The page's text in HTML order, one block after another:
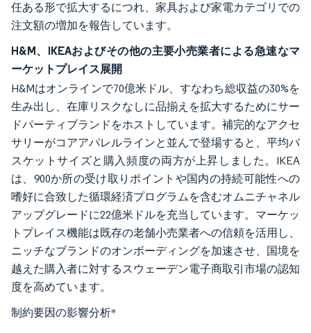
任ある形で拡大するにつれ、家具および家電カテゴリでの
注文額の増加を報告しています。
H&M、IKEAおよびその他の主要小売業者による急速なマ
ーケットプレイス展開
H&Mはオンラインで70億米ドル、すなわち総収益の30%を
生み出し、在庫リスクなしに品揃えを拡大するためにサー
ドパーティブランドをホストしています。補完的なアクセ
サリーがコアアパレルラインと並んで登場すると、平均バ
スケットサイズと購入頻度の両方が上昇しました。IKEA
は、900か所の受け取りポイントや国内の持続可能性への
嗜好に合致した循環経済プログラムを含むオムニチャネル
アップグレードに22億米ドルを充当しています。マーケッ
トプレイス機能は既存の老舗小売業者への信頼を活用し、
ニッチなブランドのオンボーディングを加速させ、国境を
越えた購入者に対するスウェーデン電子商取引市場の認知
度を高めています。
制約要因の影響分析*